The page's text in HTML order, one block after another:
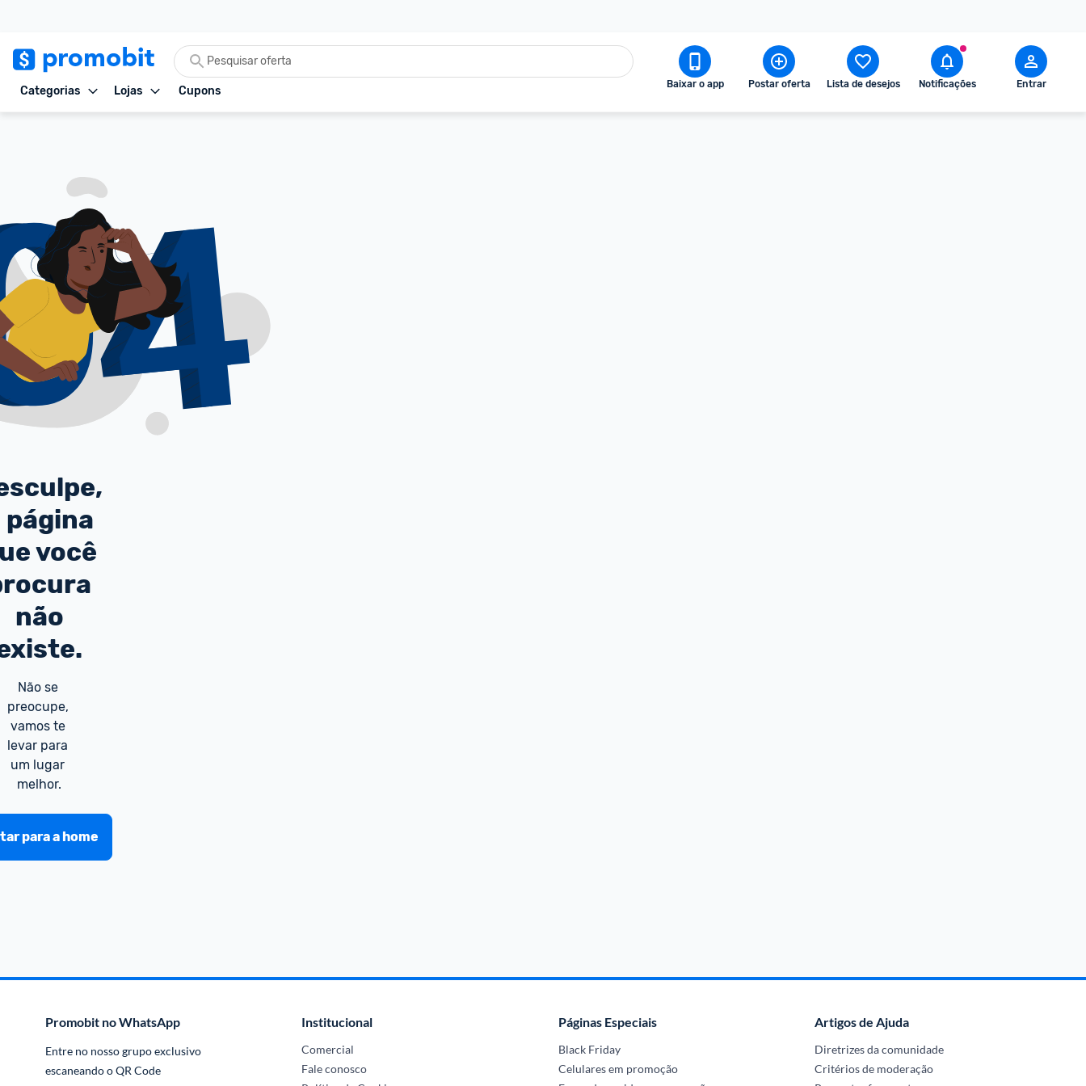
Categorias Lojas Cupons Baixar o app Postar oferta Lista de desejos Notificações Entrar
página
você
não
Não se
preocupe,
vamos te
levar para
um lugar
melhor.
para a home
Promobit no WhatsApp
Entre no nosso grupo exclusivo
escaneando o QR Code
Institucional
Comercial
Fale conosco
Páginas Especiais
Black Friday
Celulares em promoção
Artigos de Ajuda
Diretrizes da comunidade
Critérios de moderação